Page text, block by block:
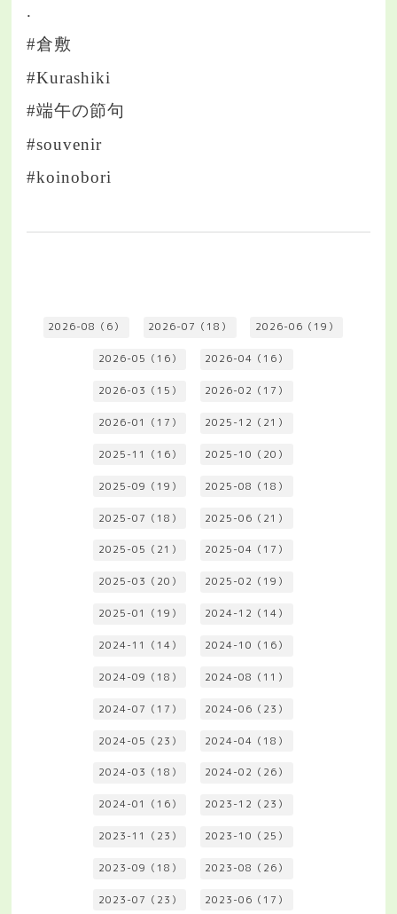
.
#倉敷
#Kurashiki
#端午の節句
#souvenir
#koinobori
2026-08（6） 2026-07（18） 2026-06（19）
2026-05（16） 2026-04（16）
2026-03（15） 2026-02（17）
2026-01（17） 2025-12（21）
2025-11（16） 2025-10（20）
2025-09（19） 2025-08（18）
2025-07（18） 2025-06（21）
2025-05（21） 2025-04（17）
2025-03（20） 2025-02（19）
2025-01（19） 2024-12（14）
2024-11（14） 2024-10（16）
2024-09（18） 2024-08（11）
2024-07（17） 2024-06（23）
2024-05（23） 2024-04（18）
2024-03（18） 2024-02（26）
2024-01（16） 2023-12（23）
2023-11（23） 2023-10（25）
2023-09（18） 2023-08（26）
2023-07（23） 2023-06（17）